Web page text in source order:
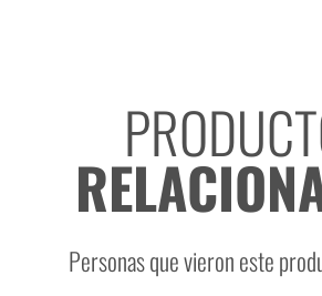
Personas que vieron este